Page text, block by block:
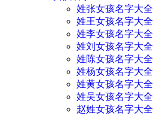
姓张女孩名字大全
姓王女孩名字大全
姓李女孩名字大全
姓刘女孩名字大全
姓陈女孩名字大全
姓杨女孩名字大全
姓黄女孩名字大全
姓吴女孩名字大全
赵姓女孩名字大全